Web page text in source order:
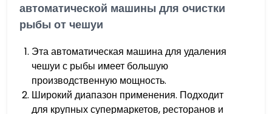
автоматической машины для очистки
рыбы от чешуи
Эта автоматическая машина для удаления
чешуи с рыбы имеет большую
производственную мощность.
Широкий диапазон применения. Подходит
для крупных супермаркетов, ресторанов и